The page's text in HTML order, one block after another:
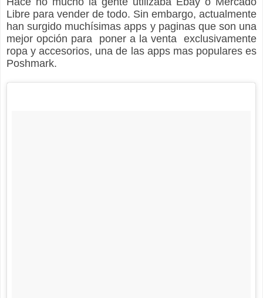
Libre para vender de todo. Sin embargo, actualmente
han surgido muchísimas apps y paginas que son una
mejor opción para poner a la venta exclusivamente
ropa y accesorios, una de las apps mas populares es
Poshmark.